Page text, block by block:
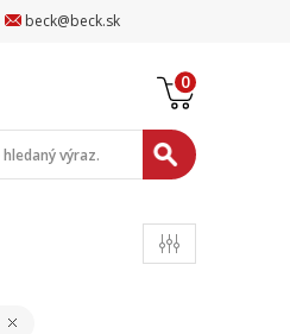
beck@beck.sk
0